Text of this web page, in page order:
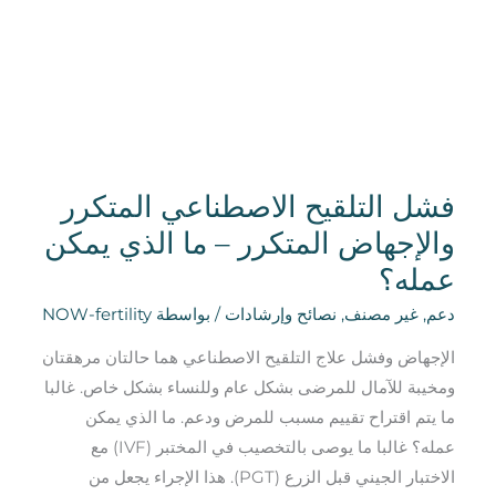
فشل التلقيح الاصطناعي المتكرر
والإجهاض المتكرر – ما الذي يمكن
عمله؟
دعم,غير مصنف, نصائح وإرشادات / بواسطة NOW-fertility
الإجهاض وفشل علاج التلقيح الاصطناعي هما حالتان مرهقتان
ومخيبة للآمال للمرضى بشكل عام وللنساء بشكل خاص. غالبا
ما يتم اقتراح تقييم مسبب للمرض ودعم. ما الذي يمكن
عمله؟ غالبا ما يوصى بالتخصيب في المختبر (IVF) مع
الاختبار الجيني قبل الزرع (PGT). هذا الإجراء يجعل من
عمله؟